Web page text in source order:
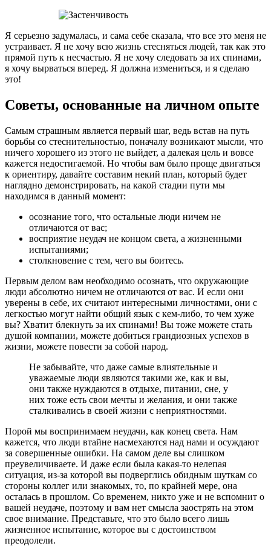
Я серьезно задумалась, и сама себе сказала, что все это меня не
устраивает. Я не хочу всю жизнь стесняться людей, так как это
прямой путь к несчастью. Я не хочу следовать за их спинами,
я хочу вырваться вперед. Я должна измениться, и я сделаю
это!
Советы, основанные на личном опыте
Самым страшным является первый шаг, ведь встав на путь
борьбы со стеснительностью, поначалу возникают мысли, что
ничего хорошего из этого не выйдет, а далекая цель и вовсе
кажется недостигаемой. Но чтобы вам было проще двигаться
к ориентиру, давайте составим некий план, который будет
наглядно демонстрировать, на какой стадии пути мы
находимся в данный момент:
осознание того, что остальные люди ничем не
отличаются от вас;
восприятие неудач не концом света, а жизненными
испытаниями;
столкновение с тем, чего вы боитесь.
Первым делом вам необходимо осознать, что окружающие
люди абсолютно ничем не отличаются от вас. И если они
уверены в себе, их считают интересными личностями, они с
легкостью могут найти общий язык с кем-либо, то чем хуже
вы? Хватит блекнуть за их спинами! Вы тоже можете стать
душой компании, можете добиться грандиозных успехов в
жизни, можете повести за собой народ.
Не забывайте, что даже самые влиятельные и
уважаемые люди являются такими же, как и вы,
они также нуждаются в отдыхе, питании, сне, у
них тоже есть свои мечты и желания, и они также
сталкивались в своей жизни с неприятностями.
Порой мы воспринимаем неудачи, как конец света. Нам
кажется, что люди втайне насмехаются над нами и осуждают
за совершенные ошибки. На самом деле вы слишком
преувеличиваете. И даже если была какая-то нелепая
ситуация, из-за которой вы подверглись обидным шуткам со
стороны коллег или знакомых, то, по крайней мере, она
осталась в прошлом. Со временем, никто уже и не вспомнит о
вашей неудаче, поэтому и вам нет смысла заострять на этом
свое внимание. Представьте, что это было всего лишь
жизненное испытание, которое вы с достоинством
преодолели.